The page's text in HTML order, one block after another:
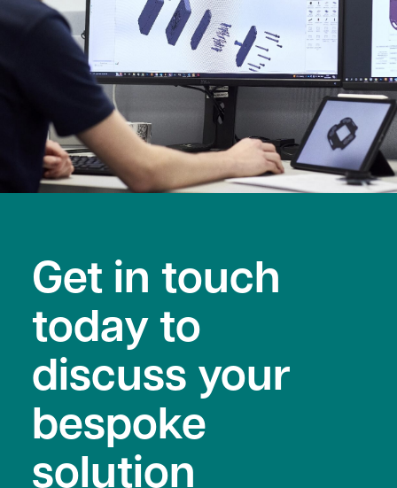
Get in touch
today to
discuss your
bespoke
solution